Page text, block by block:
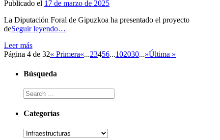
Publicado el 17 de marzo de 2025
La Diputación Foral de Gipuzkoa ha presentado el proyecto
deSeguir leyendo…
Leer más
Página 4 de 32« Primera«...23456...102030...»Última »
Búsqueda
Categorías